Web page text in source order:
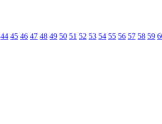
44 45 46 47 48 49 50 51 52 53 54 55 56 57 58 59